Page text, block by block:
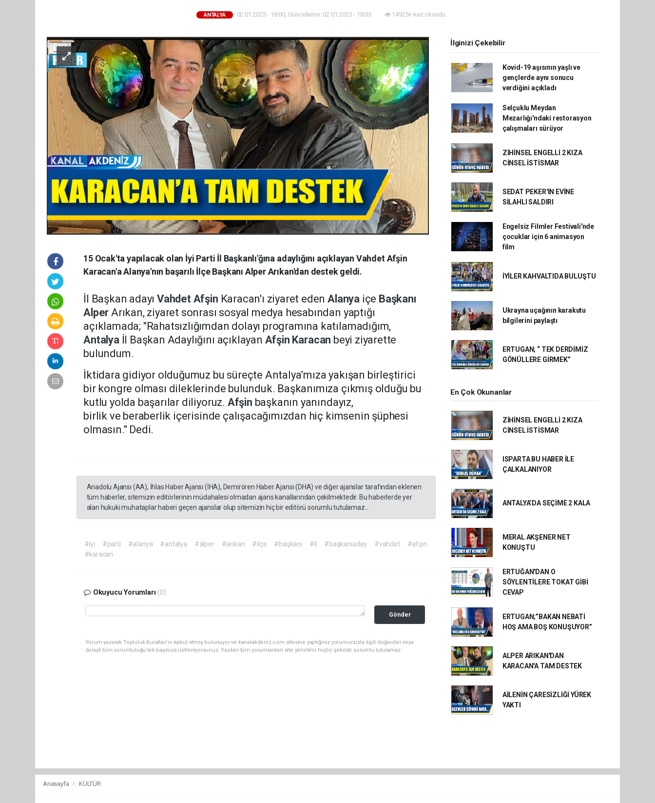
ANTALYA 02.01.2023 - 18:00, Güncelleme: 02.01.2023 - 18:05 14925+ kez okundu.
15 Ocak'ta yapılacak olan İyi Parti İl Başkanlı'ğına adaylığını açıklayan Vahdet Afşin
Karacan'a Alanya'nın başarılı İlçe Başkanı Alper Arıkan'dan destek geldi.
İl Başkan adayıVahdet Afşin Karacan'ı ziyaret edenAlanya içe Başkanı
Alper Arıkan, ziyaret sonrası sosyal medya hesabından yaptığı
açıklamada; "Rahatsızlığımdan dolayı programına katılamadığım,
Antalya İl Başkan Adaylığını açıklayan Afşin Karacan beyi ziyarette
bulundum.
İktidara gidiyor olduğumuz bu süreçte Antalya’mıza yakışan birleştirici
bir kongre olması dileklerinde bulunduk. Başkanımıza çıkmış olduğu bu
kutlu yolda başarılar diliyoruz. Afşin başkanın yanındayız,
birlik ve beraberlik içerisinde çalışacağımızdan hiç kimsenin şüphesi
olmasın." Dedi.
Anadolu Ajansı (AA), İhlas Haber Ajansı (İHA), Demirören Haber Ajansı (DHA) ve diğer ajanslar tarafından eklenen
tüm haberler, sitemizin editörlerinin müdahalesi olmadan ajans kanallarından çekilmektedir. Bu haberlerde yer
alan hukuki muhataplar haberi geçen ajanslar olup sitemizin hiç bir editörü sorumlu tutulamaz...
#iyi #parti #alanya #antalya #alper #arıkan #ilçe #başkanı #il #başkanıaday #vahdet
#afşin
#karacan
Okuyucu Yorumları (0)
Gönder
Yorum yazarak Topluluk Kuralları’nı kabul etmiş bulunuyor ve kanalakdeniz.com sitesine yaptığınız yorumunuzla ilgili doğrudan veya
dolaylı tüm sorumluluğu tek başınıza üstleniyorsunuz. Yazılan tüm yorumlardan site yönetimi hiçbir şekilde sorumlu tutulamaz.
İlginizi Çekebilir
Kovid-19 aşısının yaşlı ve
gençlerde aynı sonucu
verdiğini açıkladı
Selçuklu Meydan
Mezarlığı'ndaki restorasyon
çalışmaları sürüyor
ZİHİNSEL ENGELLİ 2 KIZA
CİNSEL İSTİSMAR
SEDAT PEKER'İN EVİNE
SİLAHLI SALDIRI
Engelsiz Filmler Festivali'nde
çocuklar için 6 animasyon
film
İYİLER KAHVALTIDA BULUŞTU
Ukrayna uçağının karakutu
bilgilerini paylaştı
ERTUGAN; “ TEK DERDİMİZ
GÖNÜLLERE GİRMEK”
En Çok Okunanlar
ZİHİNSEL ENGELLİ 2 KIZA
CİNSEL İSTİSMAR
ISPARTA BU HABER İLE
ÇALKALANIYOR
ANTALYA’DA SEÇİME 2 KALA
MERAL AKŞENER NET
KONUŞTU
ERTUĞAN'DAN O
SÖYLENTİLERE TOKAT GİBİ
CEVAP
ERTUGAN;”BAKAN NEBATİ
HOŞ AMA BOŞ KONUŞUYOR”
ALPER ARIKAN'DAN
KARACAN'A TAM DESTEK
AİLENİN ÇARESİZLİĞİ YÜREK
YAKTI
Anasayfa KÜLTÜR